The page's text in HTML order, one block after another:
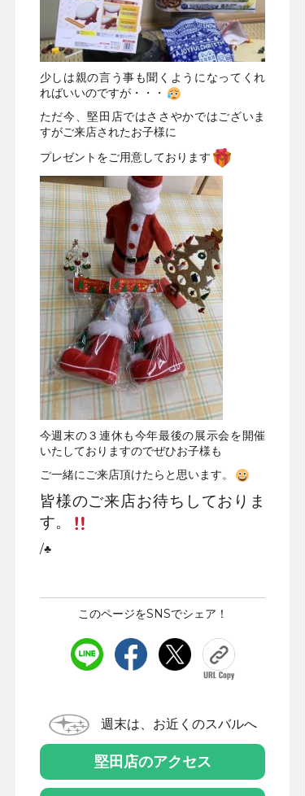
少しは親の言う事も聞くようになってくれ
ればいいのですが・・・
ただ今、堅田店ではささやかではございま
すがご来店されたお子様に
プレゼントをご用意しております
今週末の３連休も今年最後の展示会を開催
いたしておりますのでぜひお子様も
ご一緒にご来店頂けたらと思います。
皆様のご来店お待ちしておりま
す。
/♣
このページをSNSでシェア！
週末は、お近くのスバルへ
堅田店のアクセス